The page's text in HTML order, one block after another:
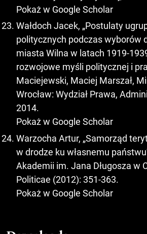
Pokaż w Google Scholar
Wałdoch Jacek, „Postulaty
politycznych podczas wyborów
miasta Wilna w latach 1919-
rozwojowe myśli politycznej i
Maciejewski, Maciej Marszał,
Wrocław: Wydział Prawa,
2014.
Pokaż w Google Scholar
Warzocha Artur, „Samorząd
w drodze ku własnemu
Akademii im. Jana Długosza w
Politicae (2012): 351-363.
Pokaż w Google Scholar